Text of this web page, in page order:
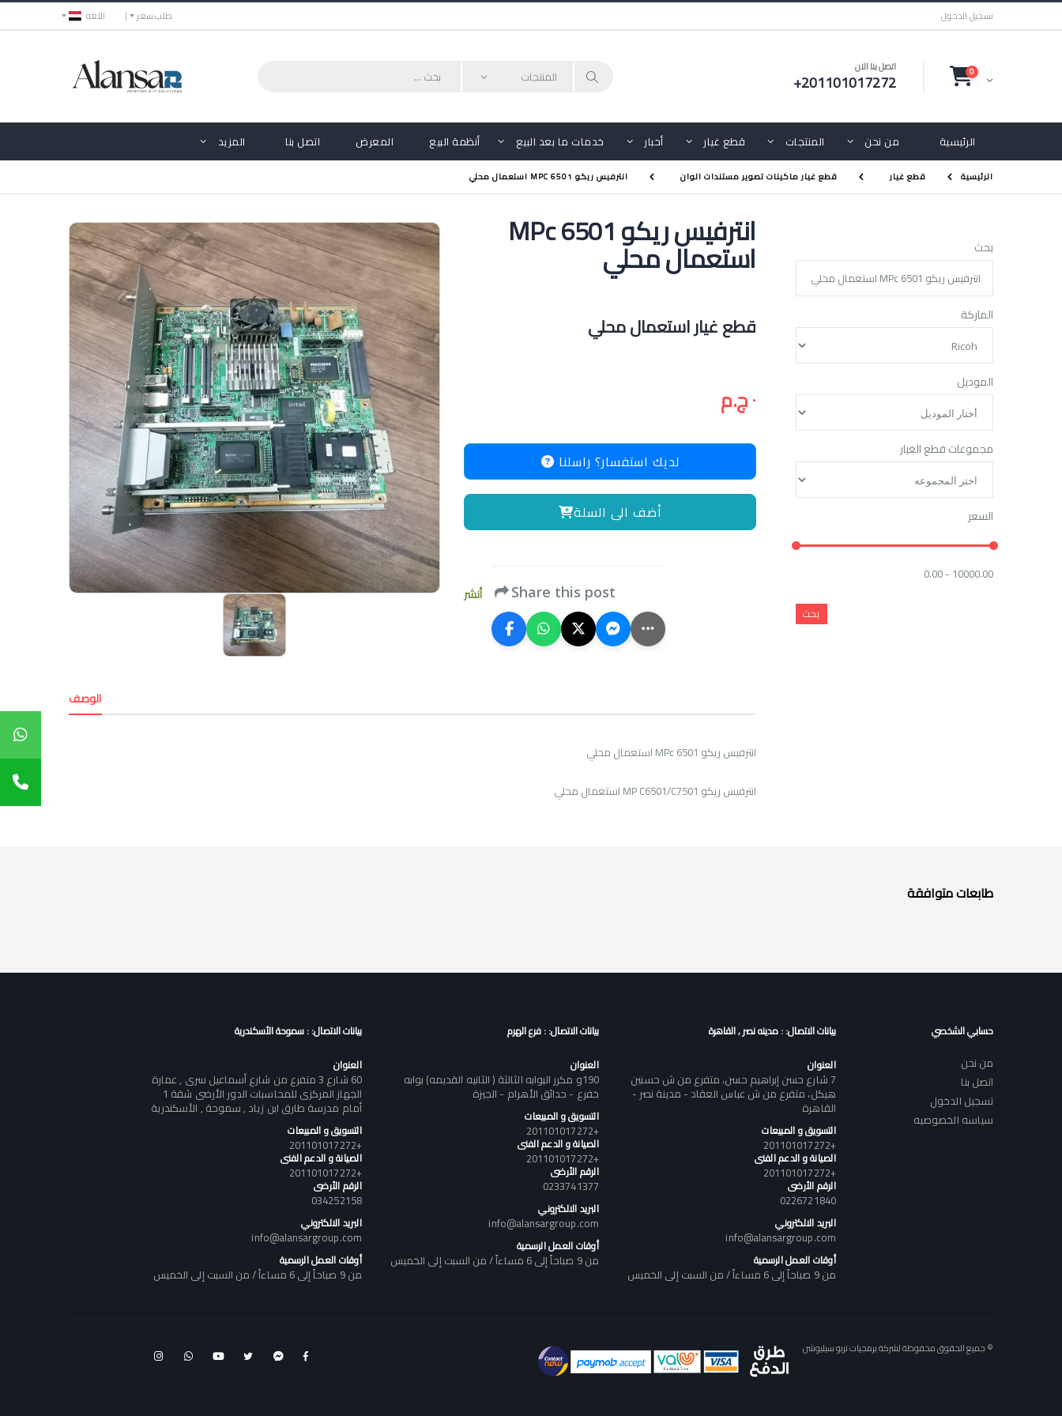
اللغه طلب سعر تسجيل الدخول
اتصل بنا الان
+201101017272 0
الرئيسية من نحن المنتجات قطع غيار أحبار خدمات ما بعد البيع أنظمة البيع المعرض اتصل بنا المزيد
الرئيسية قطع غيار قطع غيار ماكينات تصوير مستندات الوان انترفيس ريكو MPC 6501 استعمال محلي
انترفيس ريكو MPc 6501
استعمال محلي
قطع غيار استعمال محلي
٠ ج.م
لديك استفسار؟ راسلنا
أضف الى السلة
أنشر Share this post
الوصف
انترفيس ريكو MPc 6501 استعمال محلي
انترفيس ريكو MP C6501/C7501 استعمال محلي
بحث
الماركة
الموديل
مجموعات قطع الغيار
السعر
0.00 - 10000.00
طابعات متوافقة
حسابي الشخصي
من نحن
اتصل بنا
تسجيل الدخول
سياسه الخصوصيه
بيانات الاتصال: : مدينه نصر , القاهرة
العنوان
7 شارع حسن إبراهيم حسن، متفرع من ش حسنين
هيكل، متفرع من ش عباس العقاد - مدينة نصر -
القاهرة
التسويق و المبيعات
+201101017272
الصيانة و الدعم الفنى
+201101017272
الرقم الأرضى
0226721840
البريد الالكتروني
info@alansargroup.com
أوقات العمل الرسمية
من 9 صباحاً إلى 6 مساءاً / من السبت إلى الخميس
بيانات الاتصال: : فرع الهرم
العنوان
190و مكرر البوابه الثالثة ( الثانيه القديمه) بوابه
خفرع - حدائق الأهرام - الجيزة
التسويق و المبيعات
+201101017272
الصيانة و الدعم الفنى
+201101017272
الرقم الأرضى
0233741377
البريد الالكتروني
info@alansargroup.com
أوقات العمل الرسمية
من 9 صباحاً إلى 6 مساءاً / من السبت إلى الخميس
بيانات الاتصال: : سموحة الأسكندرية
العنوان
60 شارع 3 متفرع من شارع أسماعيل سرى , عمارة
الجهاز المركزى للمحاسبات الدور الأرضى شقة 1
أمام مدرسة طارق ابن زياد , سموحة , الأسكندرية
التسويق و المبيعات
+201101017272
الصيانة و الدعم الفنى
+201101017272
الرقم الأرضى
034252158
البريد الالكتروني
info@alansargroup.com
أوقات العمل الرسمية
من 9 صباحاً إلى 6 مساءاً / من السبت إلى الخميس
© جميع الحقوق محفوظة لشركة برمجيات تربو سيليوشن